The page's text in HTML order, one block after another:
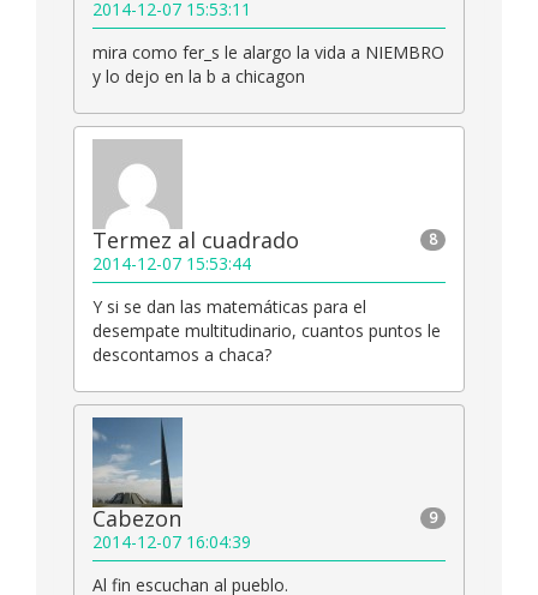
2014-12-07 15:53:11
mira como fer_s le alargo la vida a NIEMBRO
y lo dejo en la b a chicagon
8
Termez al cuadrado
2014-12-07 15:53:44
Y si se dan las matemáticas para el
desempate multitudinario, cuantos puntos le
descontamos a chaca?
9
Cabezon
2014-12-07 16:04:39
Al fin escuchan al pueblo.